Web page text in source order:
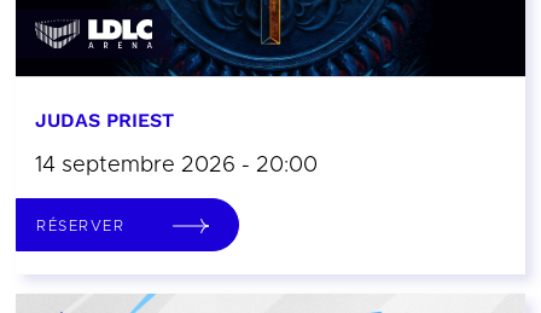
JUDAS PRIEST
14 septembre 2026 - 20:00
RÉSERVER